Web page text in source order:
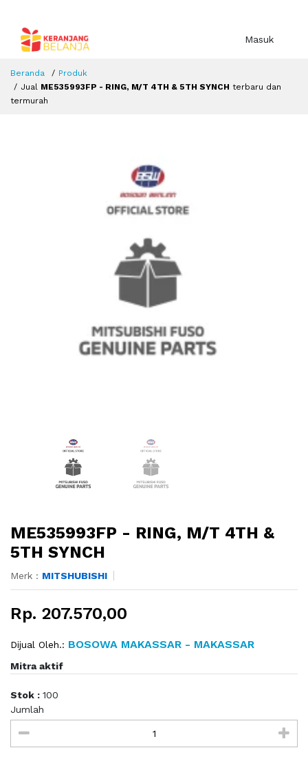
Masuk
Beranda
Produk
Jual ME535993FP - RING, M/T 4TH & 5TH SYNCH terbaru dan
termurah
ME535993FP - RING, M/T 4TH &
5TH SYNCH
Merk : MITSHUBISHI
Rp. 207.570,00
Dijual Oleh.: BOSOWA MAKASSAR - MAKASSAR
Mitra aktif
Stok : 100
Jumlah